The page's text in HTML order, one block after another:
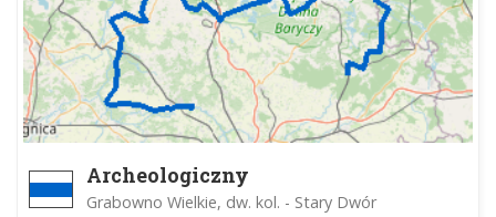
Archeologiczny
Grabowno Wielkie, dw. kol. - Stary Dwór